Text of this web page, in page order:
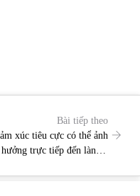
Bài tiếp theo
xúc tiêu cực có thể ảnh
hưởng trực tiếp đến làn da